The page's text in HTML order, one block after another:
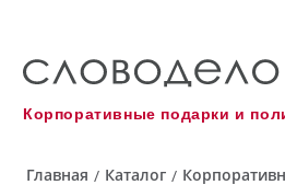
Корпоративные подарки и
Главная / Каталог /